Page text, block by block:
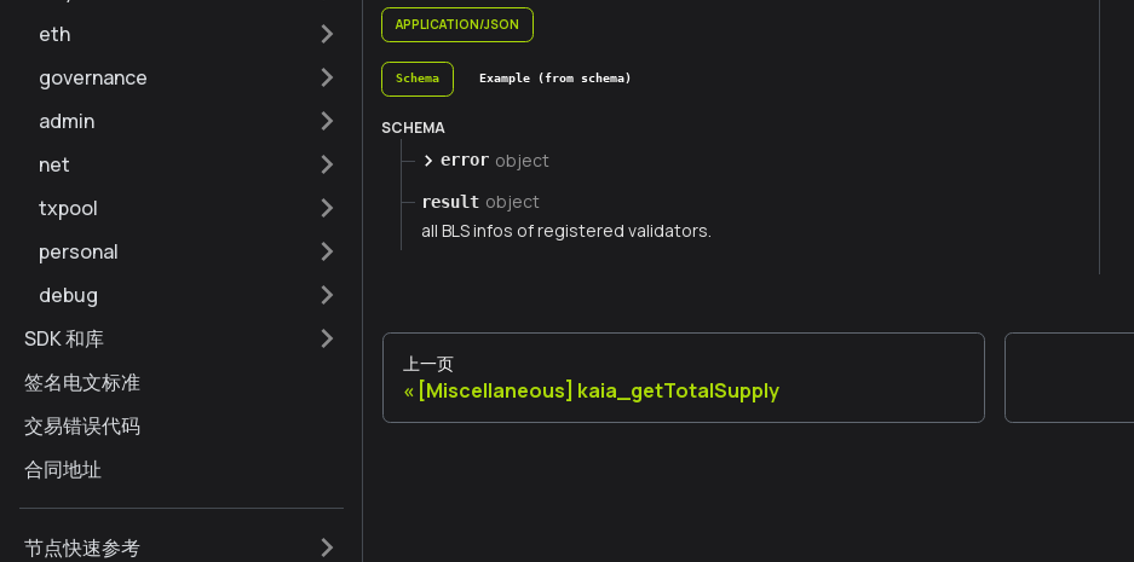
eth
governance
admin
net
txpool
personal
debug
SDK 和库
签名电文标准
交易错误代码
合同地址
节点快速参考
APPLICATION/JSON
Schema Example (from schema)
SCHEMA
error object
result object
all BLS infos of registered validators.
上一页
[Miscellaneous] kaia_getTotalSupply